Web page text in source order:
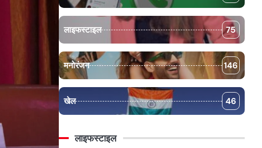
लाइफस्टाइल 75
मनोरंजन 146
खेल 46
लाइफस्टाइल